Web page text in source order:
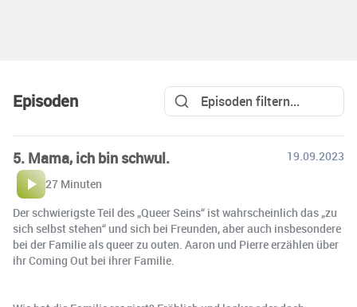
Episoden
5. Mama, ich bin schwul.
19.09.2023
27 Minuten
Der schwierigste Teil des „Queer Seins“ ist wahrscheinlich das „zu
sich selbst stehen“ und sich bei Freunden, aber auch insbesondere
bei der Familie als queer zu outen. Aaron und Pierre erzählen über
ihr Coming Out bei ihrer Familie.